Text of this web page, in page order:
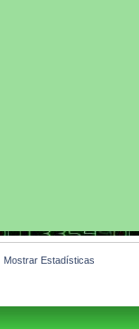
Mostrar Estadísticas